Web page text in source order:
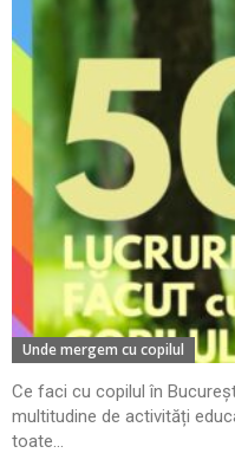
Unde mergem cu copilul
Ce faci cu copilul în
multitudine de activități
toate...